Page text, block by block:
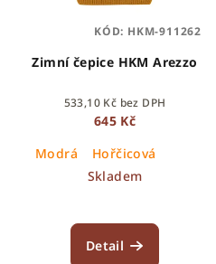
Zimní čepice HKM Arezzo
533,10 Kč bez DPH
645 Kč
Modrá
Hořčicová
Skladem
Detail
KÓD: HKM-911262